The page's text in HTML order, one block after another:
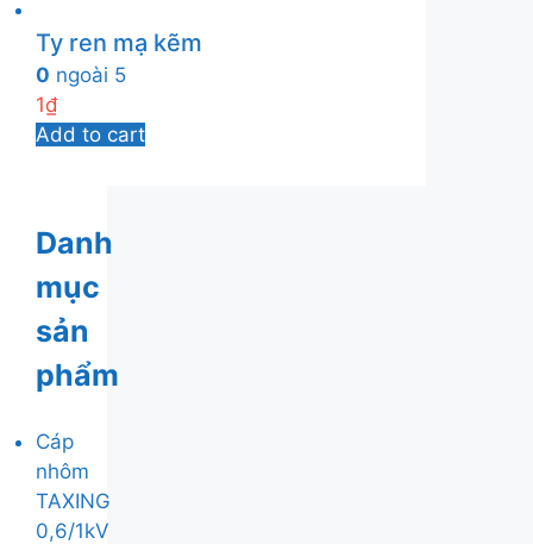
Ty ren mạ kẽm
0 ngoài 5
1₫
Add to cart
Danh
mục
sản
phẩm
Cáp
nhôm
TAXING
0,6/1kV